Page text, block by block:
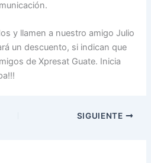
y llamen a nuestro amigo Julio
un descuento, si indican que
de Xpresat Guate. Inicia
SIGUIENTE